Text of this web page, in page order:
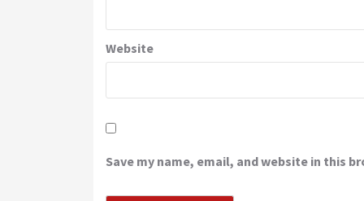
Website
Save my name, email, and website in this